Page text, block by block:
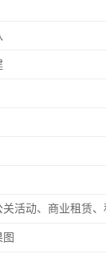
关活动、商业租赁、